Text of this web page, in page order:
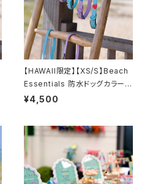
【HAWAII限定】【XS/S】Beach
Essentials 防水ドッグカラー｜
チャーム対応 Waterproof Do
¥4,500